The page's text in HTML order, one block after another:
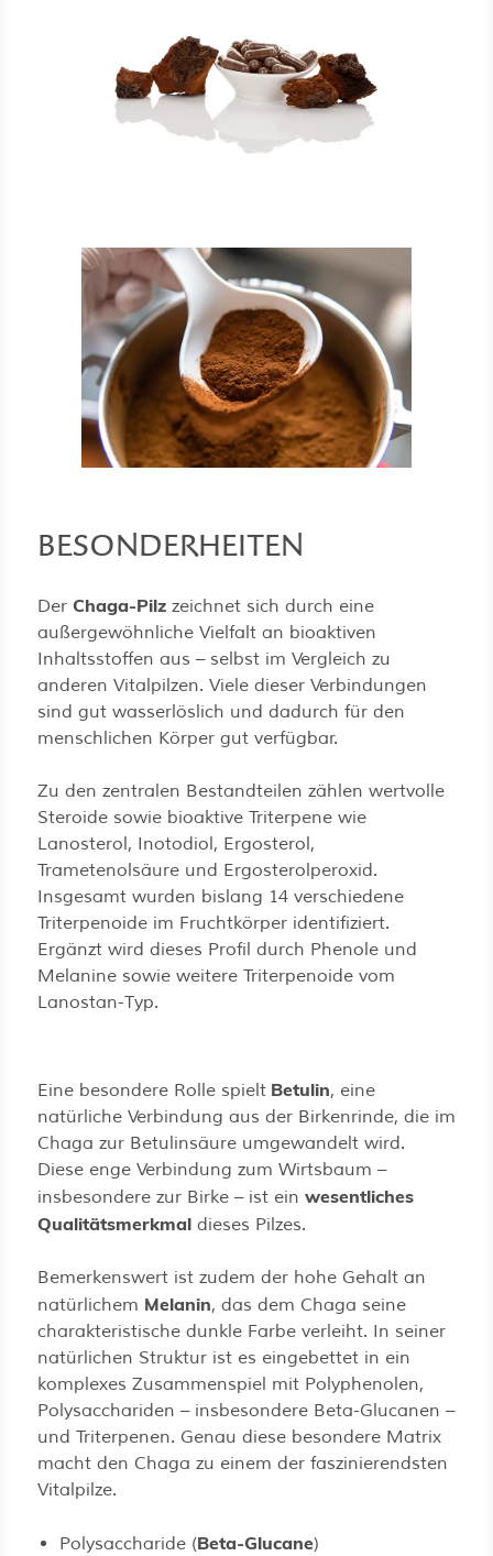
BESONDERHEITEN
Der Chaga-Pilz zeichnet sich durch eine
außergewöhnliche Vielfalt an bioaktiven
Inhaltsstoffen aus – selbst im Vergleich zu
anderen Vitalpilzen. Viele dieser Verbindungen
sind gut wasserlöslich und dadurch für den
menschlichen Körper gut verfügbar.
Zu den zentralen Bestandteilen zählen wertvolle
Steroide sowie bioaktive Triterpene wie
Lanosterol, Inotodiol, Ergosterol,
Trametenolsäure und Ergosterolperoxid.
Insgesamt wurden bislang 14 verschiedene
Triterpenoide im Fruchtkörper identifiziert.
Ergänzt wird dieses Profil durch Phenole und
Melanine sowie weitere Triterpenoide vom
Lanostan-Typ.
Eine besondere Rolle spielt Betulin, eine
natürliche Verbindung aus der Birkenrinde, die im
Chaga zur Betulinsäure umgewandelt wird.
Diese enge Verbindung zum Wirtsbaum –
insbesondere zur Birke – ist ein wesentliches
Qualitätsmerkmal dieses Pilzes.
Bemerkenswert ist zudem der hohe Gehalt an
natürlichem Melanin, das dem Chaga seine
charakteristische dunkle Farbe verleiht. In seiner
natürlichen Struktur ist es eingebettet in ein
komplexes Zusammenspiel mit Polyphenolen,
Polysacchariden – insbesondere Beta-Glucanen –
und Triterpenen. Genau diese besondere Matrix
macht den Chaga zu einem der faszinierendsten
Vitalpilze.
Polysaccharide (Beta-Glucane)